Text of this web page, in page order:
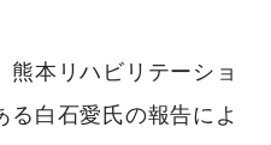
熊本リハビリテーショ
る白石愛氏の報告によ